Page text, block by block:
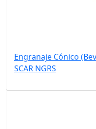
Engranaje Cónico
SCAR NGRS